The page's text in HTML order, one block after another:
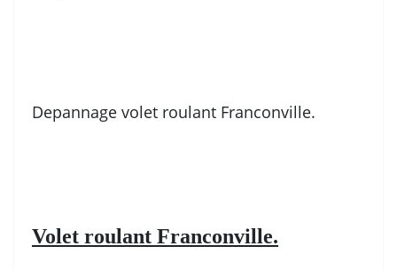
Depannage volet roulant Franconville.
Volet roulant Franconville.